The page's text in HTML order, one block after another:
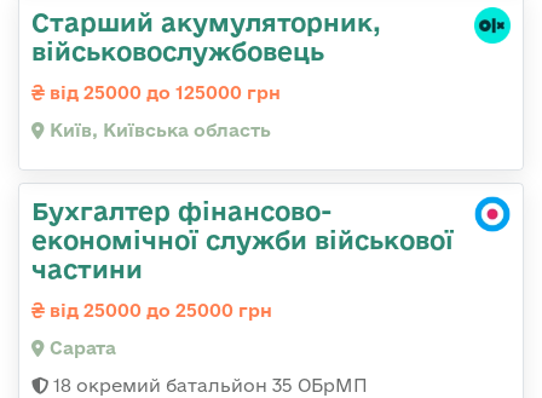
Старший акумуляторник,
військовослужбовець
від 25000 до 125000 грн
Київ, Київська область
Бухгалтер фінансово-
економічної служби військової
частини
від 25000 до 25000 грн
Сарата
18 окремий батальйон 35 ОБрМП